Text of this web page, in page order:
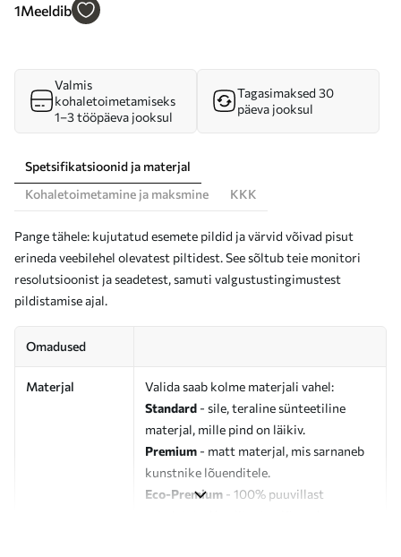
1Meeldib
Valmis
kohaletoimetamiseks
1–3 tööpäeva jooksul
Tagasimaksed 30
päeva jooksul
Spetsifikatsioonid ja materjal
Kohaletoimetamine ja maksmine
KKK
Pange tähele: kujutatud esemete pildid ja värvid võivad pisut
erineda veebilehel olevatest piltidest. See sõltub teie monitori
resolutsioonist ja seadetest, samuti valgustustingimustest
pildistamise ajal.
Omadused
Materjal
Valida saab kolme materjali vahel:
Standard - sile, teraline sünteetiline
materjal, mille pind on läikiv.
Premium - matt materjal, mis sarnaneb
kunstnike lõuenditele.
Eco-Premium - 100% puuvillast